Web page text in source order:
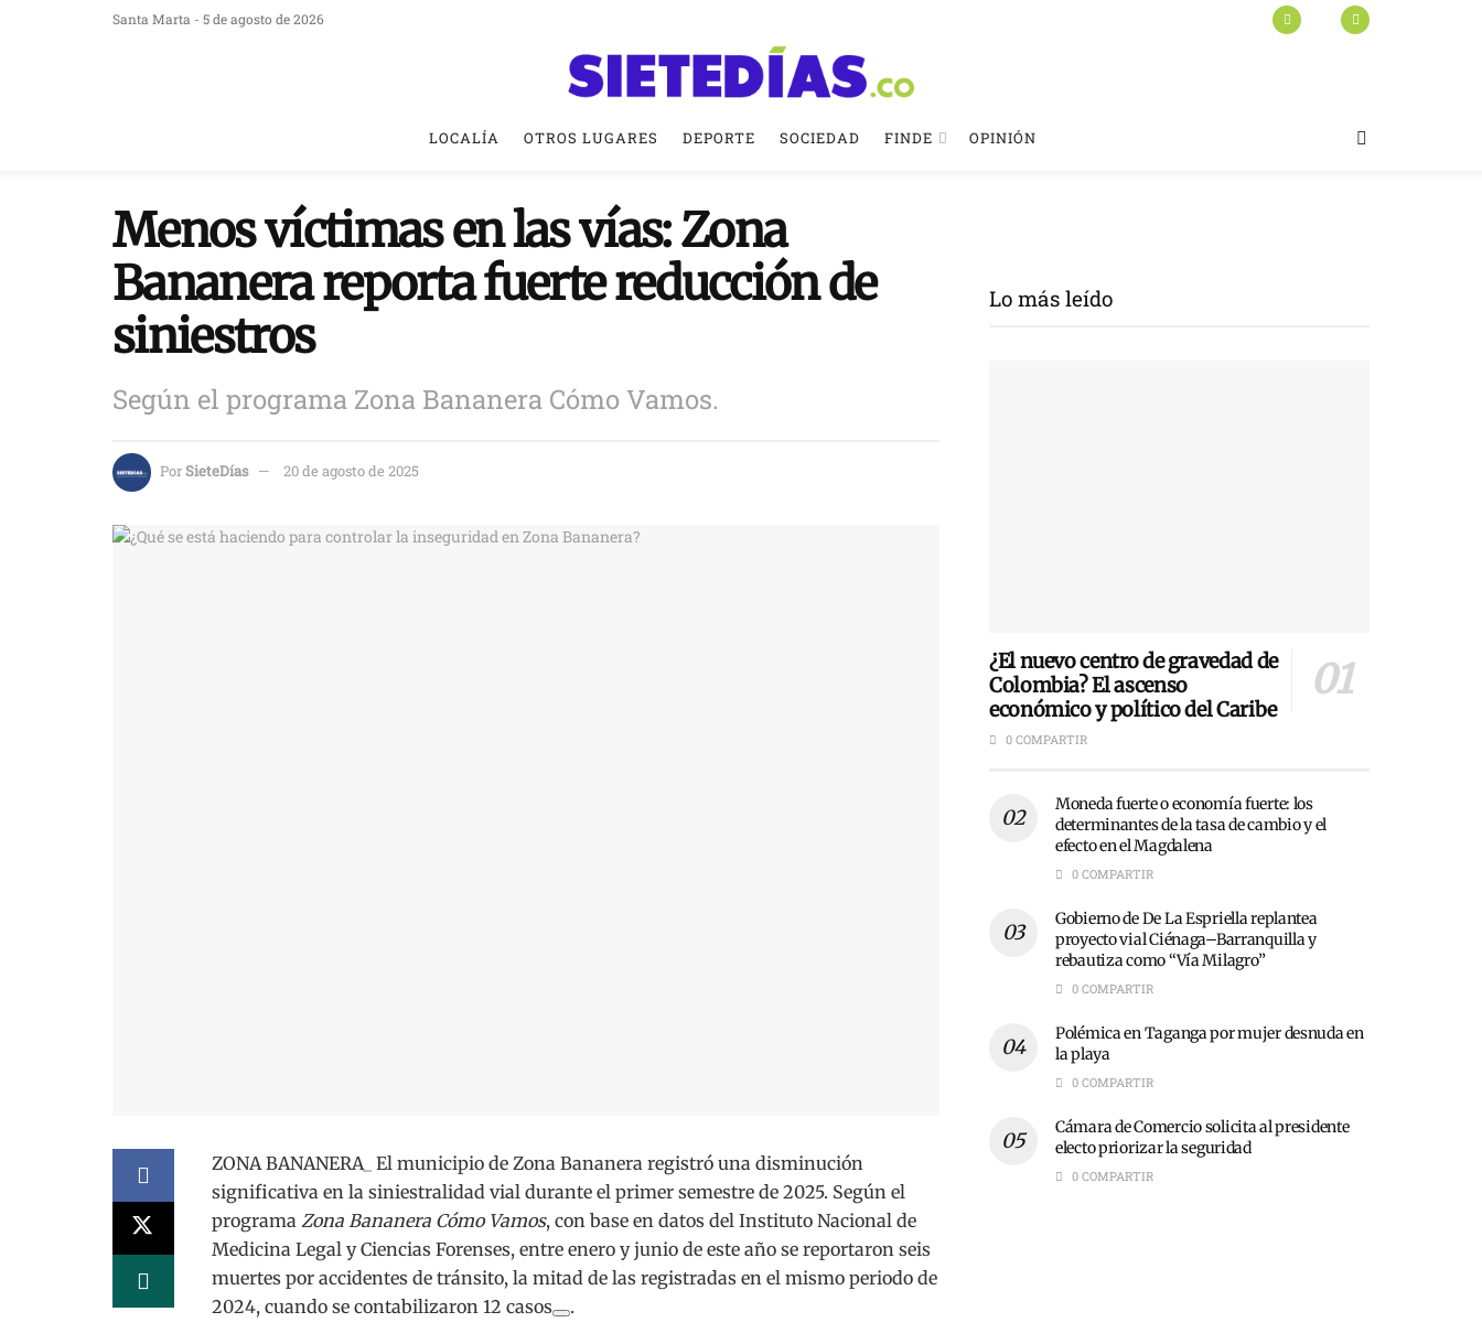
Santa Marta - 5 de agosto de 2026
LOCALÍA OTROS LUGARES DEPORTE SOCIEDAD FINDE OPINIÓN
Menos víctimas en las vías: Zona
Bananera reporta fuerte reducción de
siniestros
Según el programa Zona Bananera Cómo Vamos.
PorSieteDías 20 de agosto de 2025
ZONA BANANERA_ El municipio de Zona Bananera registró una disminución
significativa en la siniestralidad vial durante el primer semestre de 2025. Según el
programa Zona Bananera Cómo Vamos, con base en datos del Instituto Nacional de
Medicina Legal y Ciencias Forenses, entre enero y junio de este año se reportaron seis
muertes por accidentes de tránsito, la mitad de las registradas en el mismo periodo de
2024, cuando se contabilizaron 12 casos
.
Lo más leído
¿El nuevo centro de gravedad de
Colombia? El ascenso
económico y político del Caribe
0 COMPARTIR
Moneda fuerte o economía fuerte: los
determinantes de la tasa de cambio y el
efecto en el Magdalena
0 COMPARTIR
Gobierno de De La Espriella replantea
proyecto vial Ciénaga–Barranquilla y
rebautiza como “Vía Milagro”
0 COMPARTIR
Polémica en Taganga por mujer desnuda en
la playa
0 COMPARTIR
Cámara de Comercio solicita al presidente
electo priorizar la seguridad
0 COMPARTIR